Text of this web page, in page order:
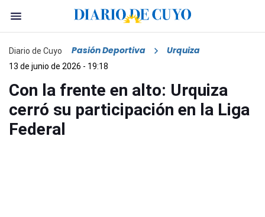
Diario de Cuyo Pasión Deportiva Urquiza
13 de junio de 2026 - 19:18
Con la frente en alto: Urquiza
cerró su participación en la Liga
Federal